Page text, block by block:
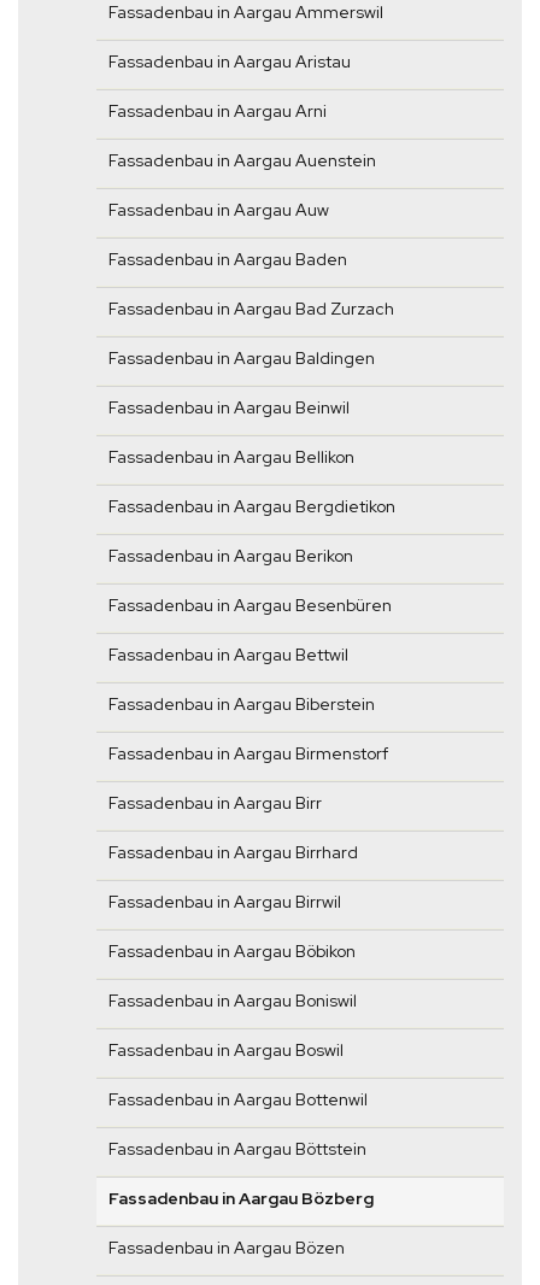
Fassadenbau in Aargau Ammerswil
Fassadenbau in Aargau Aristau
Fassadenbau in Aargau Arni
Fassadenbau in Aargau Auenstein
Fassadenbau in Aargau Auw
Fassadenbau in Aargau Baden
Fassadenbau in Aargau Bad Zurzach
Fassadenbau in Aargau Baldingen
Fassadenbau in Aargau Beinwil
Fassadenbau in Aargau Bellikon
Fassadenbau in Aargau Bergdietikon
Fassadenbau in Aargau Berikon
Fassadenbau in Aargau Besenbüren
Fassadenbau in Aargau Bettwil
Fassadenbau in Aargau Biberstein
Fassadenbau in Aargau Birmenstorf
Fassadenbau in Aargau Birr
Fassadenbau in Aargau Birrhard
Fassadenbau in Aargau Birrwil
Fassadenbau in Aargau Böbikon
Fassadenbau in Aargau Boniswil
Fassadenbau in Aargau Boswil
Fassadenbau in Aargau Bottenwil
Fassadenbau in Aargau Böttstein
Fassadenbau in Aargau Bözberg
Fassadenbau in Aargau Bözen